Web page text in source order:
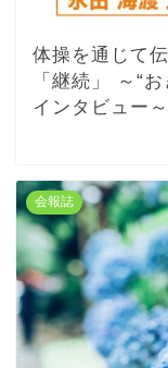
体操を通じて
「継続」 ～“
インタビュー～
会報誌